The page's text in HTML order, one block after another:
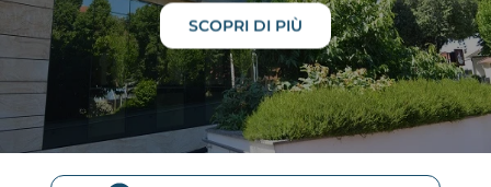
SCOPRI DI PIÙ